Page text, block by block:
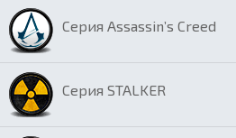
Серия Assassin’s Creed
Серия STALKER